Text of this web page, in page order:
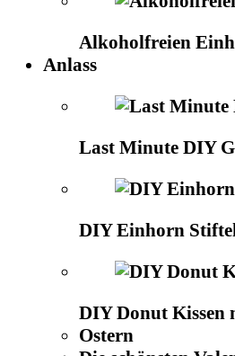
Alkoholfreien
Anlass
Last Minute DIY
DIY Einhorn
DIY Donut Kissen
Ostern